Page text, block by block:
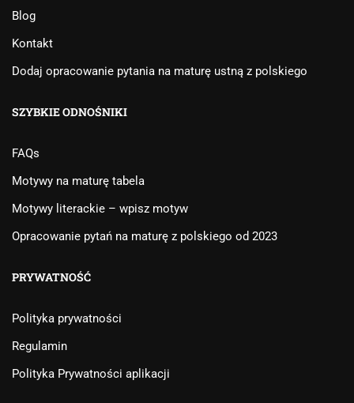
Blog
Kontakt
Dodaj opracowanie pytania na maturę ustną z polskiego
SZYBKIE ODNOŚNIKI
FAQs
Motywy na maturę tabela
Motywy literackie – wpisz motyw
Opracowanie pytań na maturę z polskiego od 2023
PRYWATNOŚĆ
Polityka prywatności
Regulamin
Polityka Prywatności aplikacji